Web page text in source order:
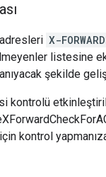
X-
listesine
şekilde
kontrolü
kontrol